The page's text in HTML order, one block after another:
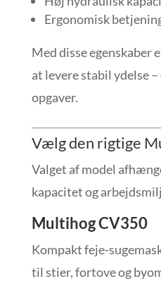
Ergonomisk
Med disse egenskaber
at levere stabil ydelse
opgaver.
Vælg den rigtige
Valget af model
kapacitet og
Multihog CV350
Kompakt feje-
til stier, fortove og